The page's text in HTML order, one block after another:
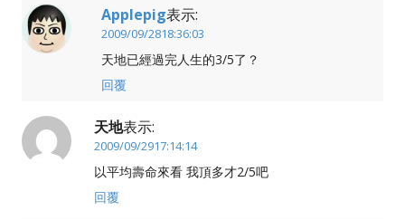
Applepig表示:
2009/09/2818:36:03
天地已經過完人生的3/5了？
回覆
天地表示:
2009/09/2917:14:14
以平均壽命來看 我頂多才2/5吧
回覆